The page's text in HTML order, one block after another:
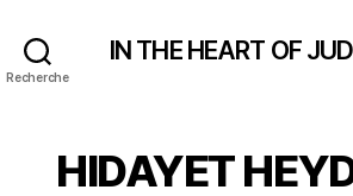
Recherche
IN THE HEART OF
HIDAYET